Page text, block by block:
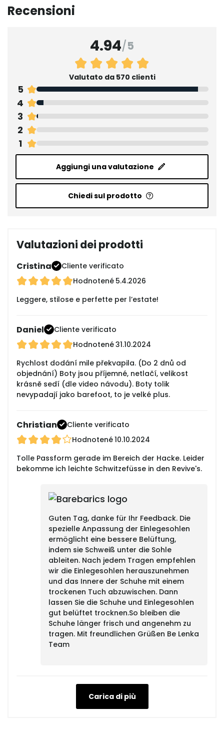
Recensioni
4.94/5
Valutato da 570 clienti
5
4
3
2
1
Aggiungi una valutazione
Chiedi sul prodotto
Valutazioni dei prodotti
Cristina
Cliente verificato
Hodnotené 5.4.2026
Leggere, stilose e perfette per l’estate!
Daniel
Cliente verificato
Hodnotené31.10.2024
Rychlost dodání mile překvapila. (Do 2 dnů od
objednání) Boty jsou příjemné, netlačí, velikost
krásně sedí (dle video návodu). Boty tolik
nevypadají jako barefoot, to je velké plus.
Christian
Cliente verificato
Hodnotené10.10.2024
Tolle Passform gerade im Bereich der Hacke. Leider
bekomme ich leichte Schwitzefüsse in den Revive's.
Guten Tag, danke für Ihr Feedback. Die
spezielle Anpassung der Einlegesohlen
ermöglicht eine bessere Belüftung,
indem sie Schweiß unter die Sohle
ableiten. Nach jedem Tragen empfehlen
wir die Einlegesohlen herauszunehmen
und das Innere der Schuhe mit einem
trockenen Tuch abzuwischen. Dann
lassen Sie die Schuhe und Einlegesohlen
gut belüftet trocknen.So bleiben die
Schuhe länger frisch und angenehm zu
tragen. Mit freundlichen Grüßen Be Lenka
Team
Carica di più